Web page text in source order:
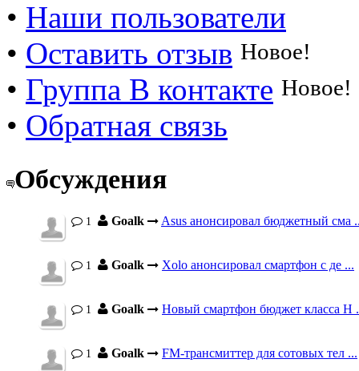
• Наши пользователи
• Оставить отзыв Новое!
• Группа В контакте Новое!
• Обратная связь
Обсуждения
1 Goalk Asus анонсировал бюджетный сма
1 Goalk Xolo анонсировал смартфон с де ...
1 Goalk Новый смартфон бюджет класса H
1 Goalk FM-трансмиттер для сотовых тел ...